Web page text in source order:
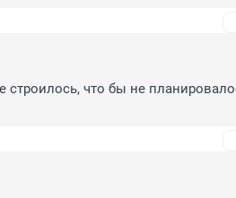
что бы не